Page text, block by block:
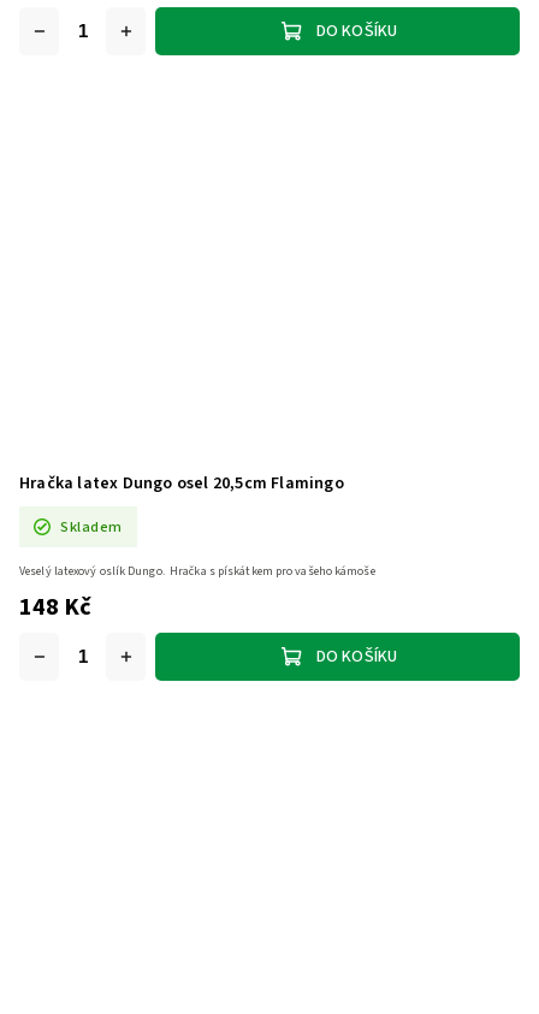
DO KOŠÍKU
Hračka latex Dungo osel 20,5cm Flamingo
Skladem
148 Kč
DO KOŠÍKU
Veselý latexový oslík Dungo. Hračka s pískátkem pro vašeho kámoše